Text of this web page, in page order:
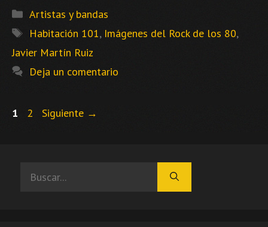
Categorías
Artistas y bandas
Etiquetas
Habitación 101, Imágenes del Rock de los 80,
Javier Martín Ruiz
Deja un comentario
Página
1 Página
2 Siguiente →